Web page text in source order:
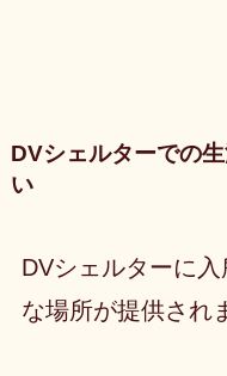
DVシェルターでの
い
DVシェルターに
な場所が提供され